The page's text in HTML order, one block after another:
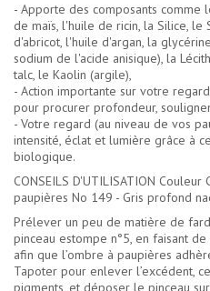
- Apporte des composants comme
de maïs, l'huile de ricin, la Silice, le
d'abricot, l'huile d'argan, la
sodium de l'acide anisique), la
talc, le Kaolin (argile),
- Action importante sur votre
pour procurer profondeur,
- Votre regard (au niveau de vos
intensité, éclat et lumière grâce à
biologique.
CONSEILS D'UTILISATION
paupières No 149 - Gris profond
Prélever un peu de matière de
pinceau estompe n°5, en faisant
afin que l’ombre à paupières
Tapoter pour enlever l’excédent,
pigments, et déposer le pinceau